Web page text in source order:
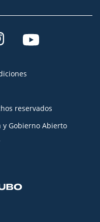
reservados
y Gobierno Abierto